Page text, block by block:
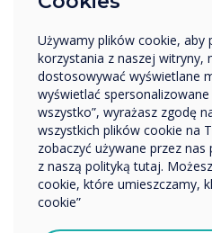
poprawia ogólne
opieki.
Pozytywne opinie:
doceniają
ekranów.
zaprojektowane
zachować
nadając wnętrzu
charakteru.
Używamy plików cookie,
korzystania z naszej witryny,
dostosowywać wyświetlane
wyświetlać
wszystko”, wyrażasz zgodę
wszystkich plików cookie na
zobaczyć używane przez
z naszą polityką tutaj.
cookie, które umieszczamy,
cookie”
Przedsiębiorstwo
Inne
Nazwa firmy
Chcielibyśmy się z Tobą
naszych produktów i usług
elektronicznej, telefonu lub